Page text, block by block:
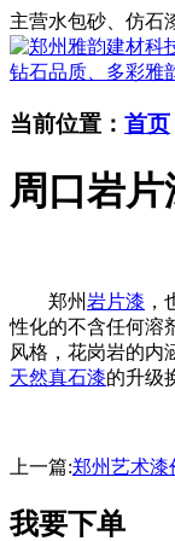
主营水包砂、仿石
钻石品质、多彩雅
当前位置： 首页
周口岩片
郑州岩片漆
性化的不含任何溶
风格，花岗岩的内
天然真石漆的升级
上一篇:郑州艺术漆
我要下单